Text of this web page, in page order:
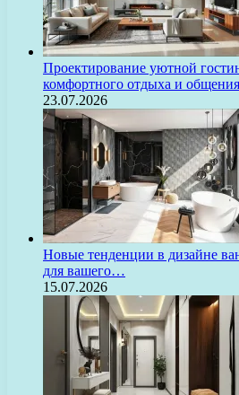
Проектирование уютной
комфортного отдыха и
23.07.2026
Новые тенденции в дизайне
для вашего…
15.07.2026